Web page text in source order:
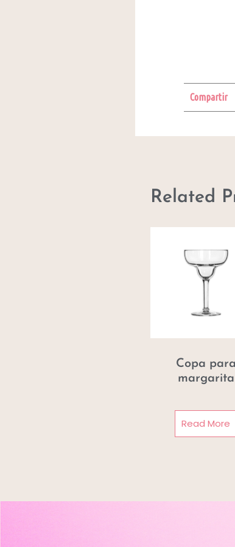
Compartir
Related
Copa para
margarita
Read More